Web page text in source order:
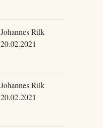
Johannes Rilk
20.02.2021
Johannes Rilk
20.02.2021